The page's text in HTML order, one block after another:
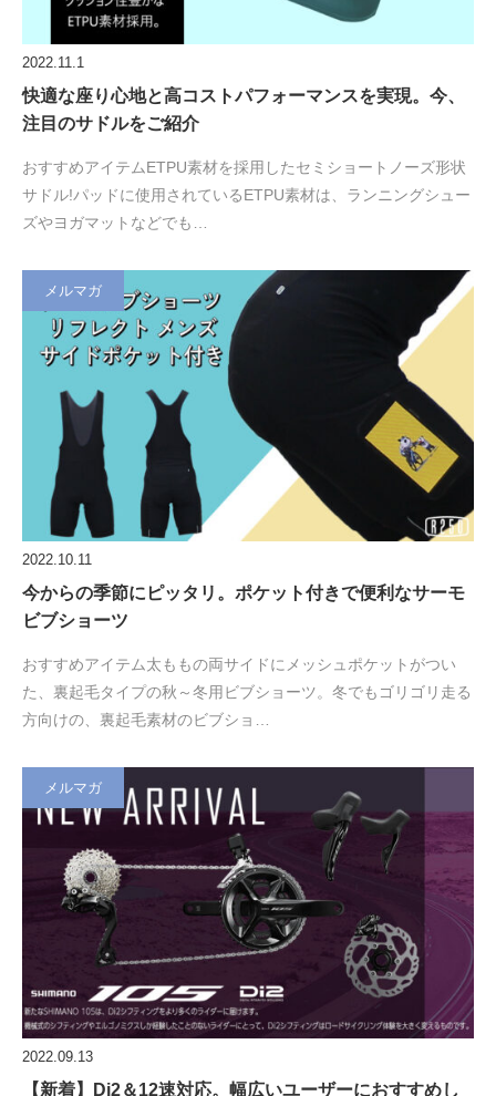
2022.11.1
快適な座り心地と高コストパフォーマンスを実現。今、
注目のサドルをご紹介
おすすめアイテムETPU素材を採用したセミショートノーズ形状
サドル!パッドに使用されているETPU素材は、ランニングシュー
ズやヨガマットなどでも…
メルマガ
2022.10.11
今からの季節にピッタリ。ポケット付きで便利なサーモ
ビブショーツ
おすすめアイテム太ももの両サイドにメッシュポケットがつい
た、裏起毛タイプの秋～冬用ビブショーツ。冬でもゴリゴリ走る
方向けの、裏起毛素材のビブショ…
メルマガ
2022.09.13
【新着】Di2＆12速対応。幅広いユーザーにおすすめし